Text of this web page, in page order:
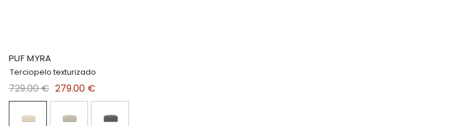
PUF MYRA
Terciopelo texturizado
729.00 € 279.00 €